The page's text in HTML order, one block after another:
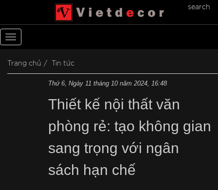
Toggle
search
Trang chủ Tin tức
Thứ 6, Ngày 11 tháng 10 năm 2024, 16:48
Thiết kế nội thất văn
phòng rẻ: tạo không gian
sang trọng với ngân
sách hạn chế